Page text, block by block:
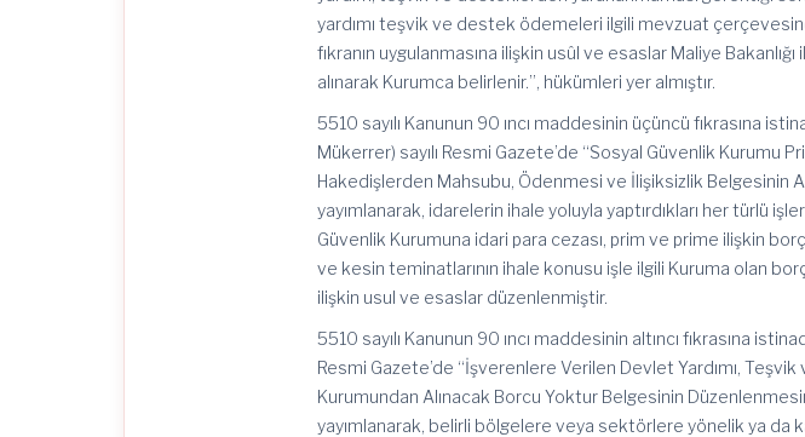
yardımı teşvik ve destek ödemeleri ilgili mevzuat
fıkranın uygulanmasına ilişkin usûl ve esaslar Maliye Bakanlığı
alınarak Kurumca belirlenir.”, hükümleri yer almıştır.
5510 sayılı Kanunun 90 ıncı maddesinin üçüncü fıkrasına
Mükerrer) sayılı Resmi Gazete’de “Sosyal Güvenlik Kurumu
Hakedişlerden Mahsubu, Ödenmesi ve İlişiksizlik Belgesinin
yayımlanarak, idarelerin ihale yoluyla yaptırdıkları her türlü
Güvenlik Kurumuna idari para cezası, prim ve prime ilişkin
ve kesin teminatlarının ihale konusu işle ilgili Kuruma olan
ilişkin usul ve esaslar düzenlenmiştir.
5510 sayılı Kanunun 90 ıncı maddesinin altıncı fıkrasına
Resmi Gazete’de “İşverenlere Verilen Devlet Yardımı,
Kurumundan Alınacak Borcu Yoktur Belgesinin
yayımlanarak, belirli bölgelere veya sektörlere yönelik ya da